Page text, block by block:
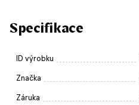
Specifikace
ID výrobku
Značka
Záruka